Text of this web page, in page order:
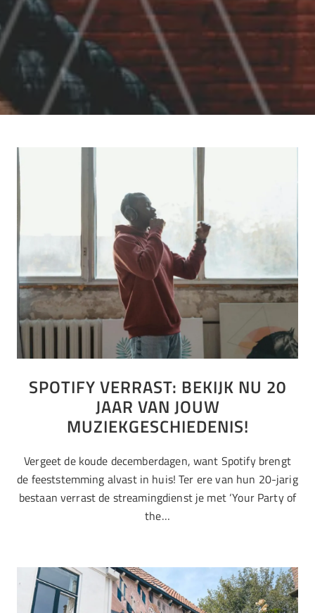
SPOTIFY VERRAST: BEKIJK NU 20
JAAR VAN JOUW
MUZIEKGESCHIEDENIS!
Vergeet de koude decemberdagen, want Spotify brengt
de feeststemming alvast in huis! Ter ere van hun 20-jarig
bestaan verrast de streamingdienst je met ‘Your Party of
the…